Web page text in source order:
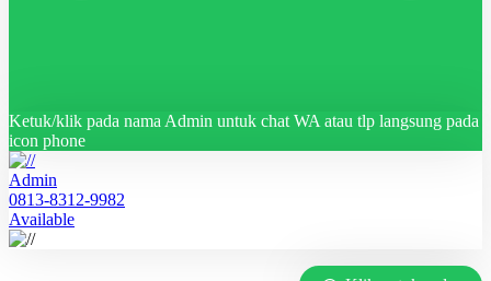
Ketuk/klik pada nama Admin untuk chat WA atau tlp langsung pada
icon phone
Admin
0813-8312-9982
Available